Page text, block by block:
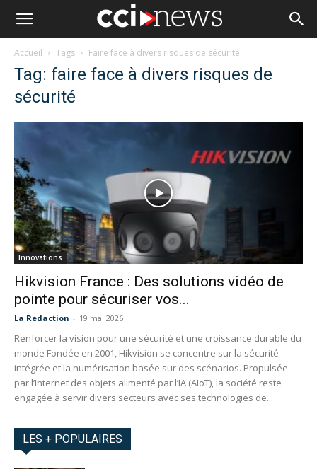
Accueil Tags Faire face à divers risques de sécurité
Tag: faire face à divers risques de
sécurité
Innovations
Hikvision France : Des solutions vidéo de
pointe pour sécuriser vos...
La Redaction - 19 mai 2026
Renforcer la vision pour une sécurité et une croissance durable du
monde Fondée en 2001, Hikvision se concentre sur la sécurité
intégrée et la numérisation basée sur des scénarios. Propulsée
par l’Internet des objets alimenté par l’IA (AIoT), la société reste
engagée à servir divers secteurs avec ses technologies de...
LES + POPULAIRES